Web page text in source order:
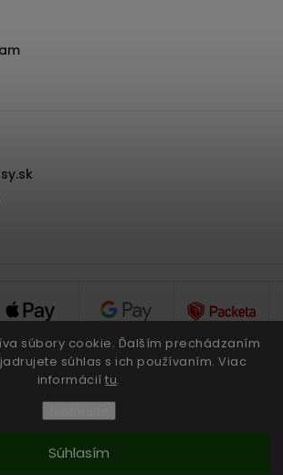
súbory cookie. Ďalším prechádzaním
súhlas s ich používaním. Viac
informácií tu.
Súhlasím
Messy Brassy. Všetky práva vyhradené.
návrh vytvořil a nakódoval